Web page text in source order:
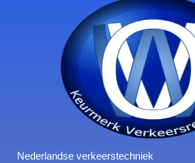
Nederlandse verkeerstechniek